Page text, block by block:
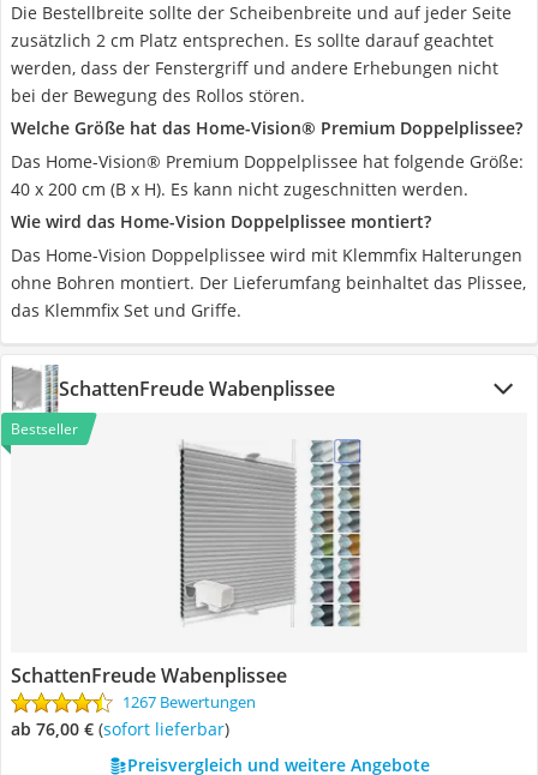
Die Bestellbreite sollte der Scheibenbreite und auf jeder Seite
zusätzlich 2 cm Platz entsprechen. Es sollte darauf geachtet
werden, dass der Fenstergriff und andere Erhebungen nicht
bei der Bewegung des Rollos stören.
Welche Größe hat das Home-Vision® Premium Doppelplissee?
Das Home-Vision® Premium Doppelplissee hat folgende Größe:
40 x 200 cm (B x H). Es kann nicht zugeschnitten werden.
Wie wird das Home-Vision Doppelplissee montiert?
Das Home-Vision Doppelplissee wird mit Klemmfix Halterungen
ohne Bohren montiert. Der Lieferumfang beinhaltet das Plissee,
das Klemmfix Set und Griffe.
SchattenFreude Wabenplissee
Bestseller
SchattenFreude Wabenplissee
1267 Bewertungen
ab 76,00 € ( Sofort lieferbar)
Preisvergleich und weitere Angebote